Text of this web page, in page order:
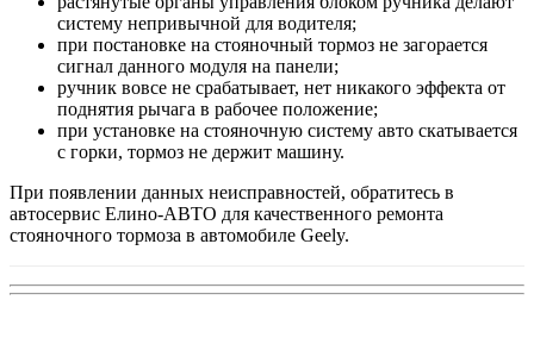
систему непривычной для водителя;
при постановке на стояночный тормоз не загорается
сигнал данного модуля на панели;
ручник вовсе не срабатывает, нет никакого эффекта от
поднятия рычага в рабочее положение;
при установке на стояночную систему авто скатывается
с горки, тормоз не держит машину.
При появлении данных неисправностей, обратитесь в
автосервис Елино-АВТО для качественного ремонта
стояночного тормоза в автомобиле Geely.